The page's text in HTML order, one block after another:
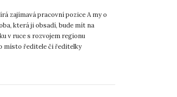
zajímavá pracovní pozice A my o
která ji obsadí, bude mít na
v ruce s rozvojem regionu
místo ředitele či ředitelky